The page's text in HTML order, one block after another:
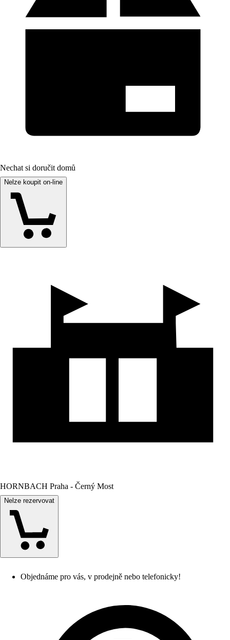
Nechat si doručit domů
Nelze koupit on-line
HORNBACH Praha - Černý Most
Nelze rezervovat
Objednáme pro vás, v prodejně nebo telefonicky!